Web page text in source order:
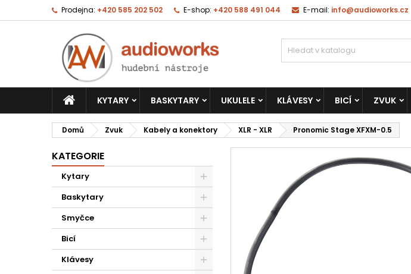
Prodejna: +420 585 202 502 E-shop: +420 588 491 044 E-mail: info@audioworks.cz
KYTARY BASKYTARY UKULELE KLÁVESY BICÍ ZVUK
Domů Zvuk Kabely a konektory XLR - XLR Pronomic Stage XFXM-0.5
KATEGORIE
Kytary
Baskytary
Smyčce
Bicí
Klávesy